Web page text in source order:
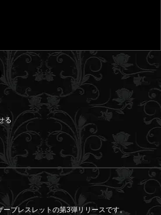
る
ブレスレットの第3弾リリースです。